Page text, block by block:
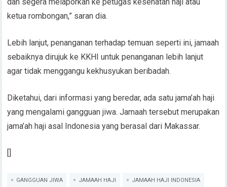
ketua rombongan,” saran dia.
Lebih lanjut, penanganan terhadap temuan seperti ini, jamaah
sebaiknya dirujuk ke KKHI untuk penanganan lebih lanjut
agar tidak menggangu kekhusyukan beribadah.
Diketahui, dari informasi yang beredar, ada satu jama’ah haji
yang mengalami gangguan jiwa. Jamaah tersebut merupakan
jama’ah haji asal Indonesia yang berasal dari Makassar.
[]
GANGGUAN JIWA JAMAAH HAJI JAMAAH HAJI INDONESIA